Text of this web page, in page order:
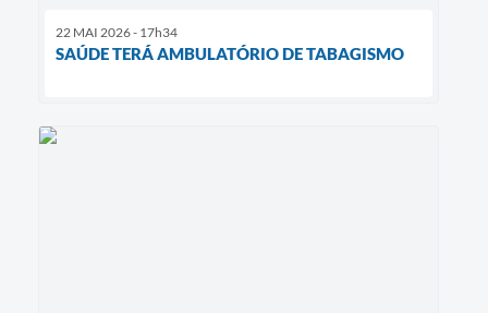
22 MAI 2026 - 17h34
SAÚDE TERÁ AMBULATÓRIO DE TABAGISMO